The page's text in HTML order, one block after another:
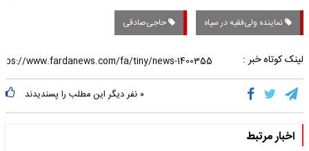
کارگران
نماینده ولی‌فقیه در سپاه حاجی‌صادقی
لینک کوتاه خبر :
۰ نفر دیگر این مطلب را پسندیدند
اخبار مرتبط